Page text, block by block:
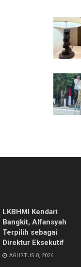
LKBHMI Kendari
Bangkit, Alfansyah
Terpilih sebagai
Direktur Eksekutif
AGUSTUS 8, 2026